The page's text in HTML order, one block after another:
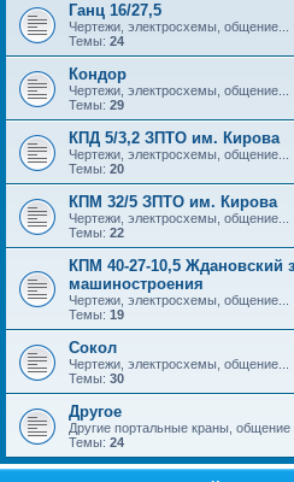
Ганц 16/27,5
Чертежи, электросхемы, общение...
Темы: 24
Кондор
Чертежи, электросхемы, общение...
Темы: 29
КПД 5/3,2 ЗПТО им. Кирова
Чертежи, электросхемы, общение...
Темы: 20
КПМ 32/5 ЗПТО им. Кирова
Чертежи, электросхемы, общение...
Темы: 22
КПМ 40-27-10,5 Ждановский
машиностроения
Чертежи, электросхемы, общение...
Темы: 19
Сокол
Чертежи, электросхемы, общение...
Темы: 30
Другое
Другие портальные краны,
Темы: 24